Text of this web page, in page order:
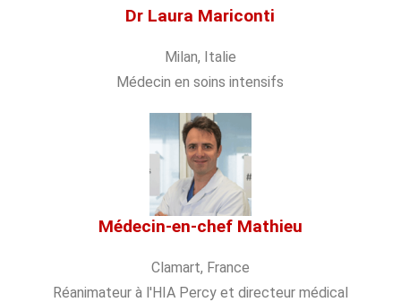
Dr Laura Mariconti
Milan, Italie
Médecin en soins intensifs
Médecin-en-chef Mathieu
Clamart, France
Réanimateur à l'HIA Percy et directeur médical